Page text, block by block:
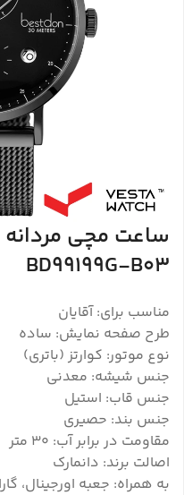
BD99199G-B03
مناسب برای: آقایان
طرح صفحه نمایش: ساده
نوع موتور: کوارتز (باتری)
جنس شیشه: معدنی
جنس قاب: استیل
جنس بند: حصیری
مقاومت در برابر آب: 30 متر
اصالت برند: دانمارک
به همراه: جعبه اورجینال،